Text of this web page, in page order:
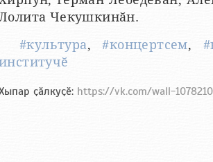
Чекушкинӑн.
#культура,#концертсем,
ҫӑлкуҫӗ: https://vk.com/wall-